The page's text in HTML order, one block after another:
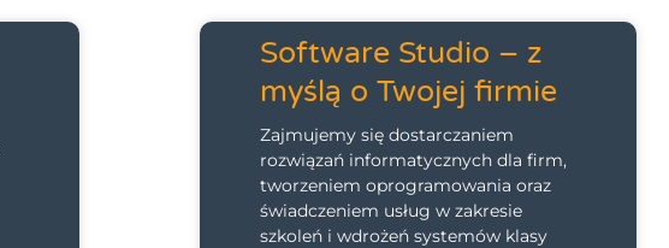
Software Studio – z
myślą o Twojej firmie
Zajmujemy się dostarczaniem
rozwiązań informatycznych dla firm,
tworzeniem oprogramowania oraz
świadczeniem usług w zakresie
szkoleń i wdrożeń systemów klasy